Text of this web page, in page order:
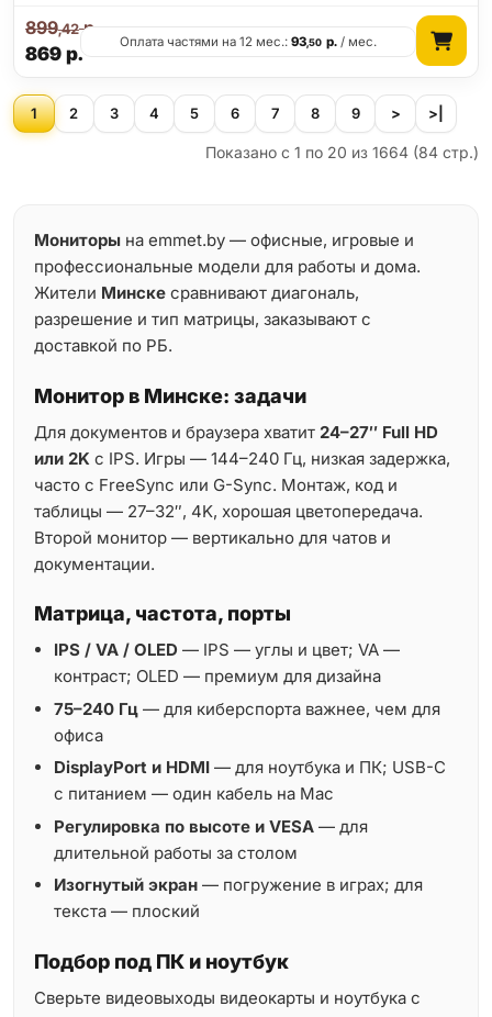
869р.
899,42р.
Оплата частями на 12 мес.:93,50 р./ мес.
1 2 3 4 5 6 7 8 9 > >|
Показано с 1 по 20 из 1664 (84 стр.)
Мониторы на emmet.by — офисные, игровые и
профессиональные модели для работы и дома.
Жители Минске сравнивают диагональ,
разрешение и тип матрицы, заказывают с
доставкой по РБ.
Монитор в Минске: задачи
Для документов и браузера хватит 24–27″ Full HD
или 2K с IPS. Игры — 144–240 Гц, низкая задержка,
часто с FreeSync или G-Sync. Монтаж, код и
таблицы — 27–32″, 4K, хорошая цветопередача.
Второй монитор — вертикально для чатов и
документации.
Матрица, частота, порты
IPS / VA / OLED — IPS — углы и цвет; VA —
контраст; OLED — премиум для дизайна
75–240 Гц — для киберспорта важнее, чем для
офиса
DisplayPort и HDMI — для ноутбука и ПК; USB-C
с питанием — один кабель на Mac
Регулировка по высоте и VESA — для
длительной работы за столом
Изогнутый экран — погружение в играх; для
текста — плоский
Подбор под ПК и ноутбук
Сверьте видеовыходы видеокарты и ноутбука с